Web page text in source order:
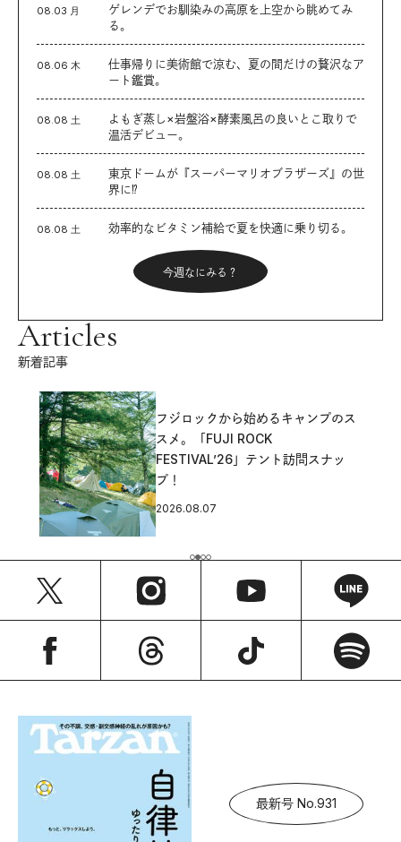
08.03 月
ゲレンデでお馴染みの高原を上空から眺めてみ
る。
08.06 木
仕事帰りに美術館で涼む、夏の間だけの贅沢なア
ート鑑賞。
08.08 土
よもぎ蒸し×岩盤浴×酵素風呂の良いとこ取りで
温活デビュー。
08.08 土
東京ドームが『スーパーマリオブラザーズ』の世
界に⁉︎
08.08 土 効率的なビタミン補給で夏を快適に乗り切る。
今週なにみる？
Articles
新着記事
フジロックから始めるキャンプのス
スメ。「FUJI ROCK
FESTIVAL’26」テント訪問スナッ
プ！
2026.08.07
最新号 No.931